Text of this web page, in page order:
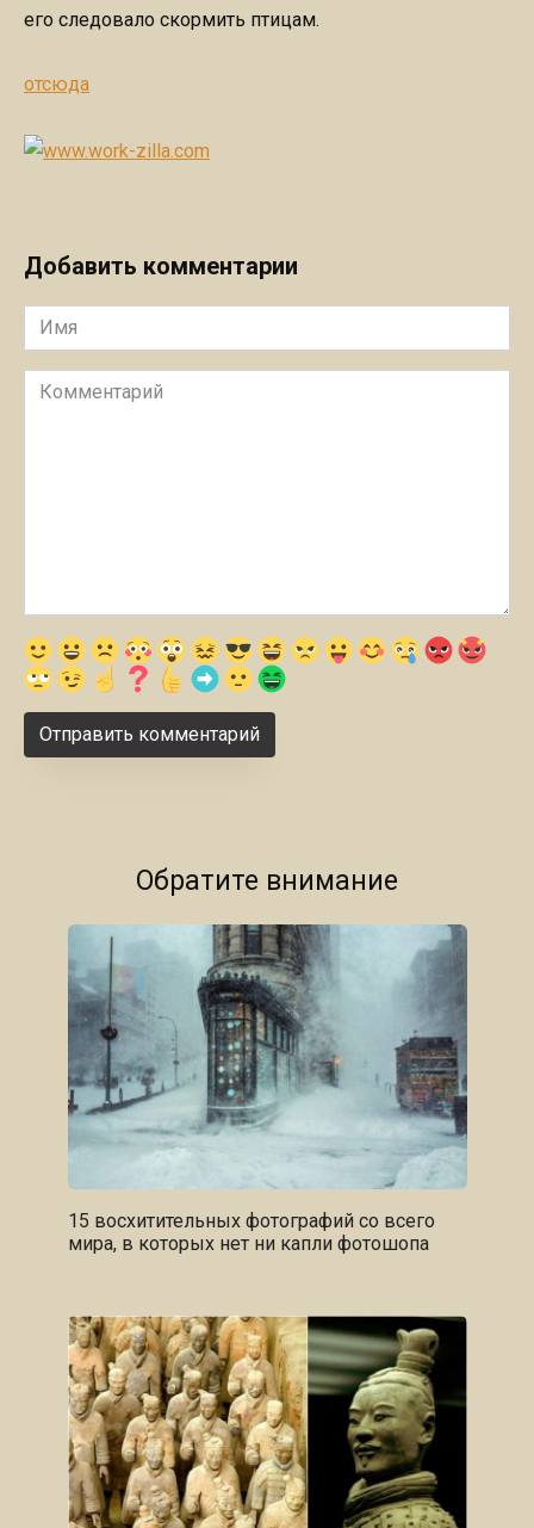
его следовало скормить птицам.
отсюда
Добавить комментарии
Имя
Комментарий
Обратите внимание
15 восхитительных фотографий со всего
мира, в которых нет ни капли фотошопа